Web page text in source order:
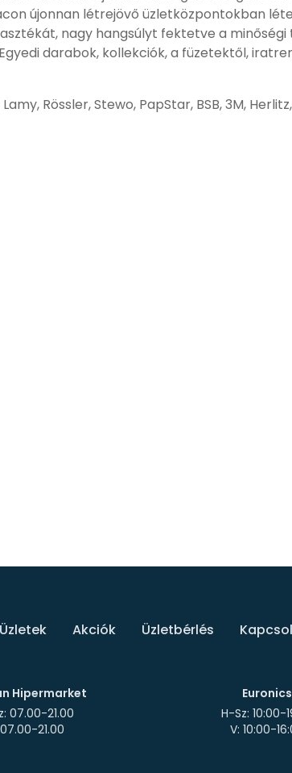
újonnan létrejövő üzletközpontokban
nagy hangsúlyt fektetve a
darabok, kollekciók, a füzetektől,
Rössler, Stewo, PapStar, BSB, 3M,
Üzletek Akciók Üzletbérlés
Hipermarket
07.00-21.00
Euronics
H-Sz: 10:00-